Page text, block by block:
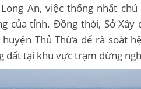
An, việc thống nhất
của tỉnh. Đồng thời, Sở
Thủ Thừa để rà soát
đất tại khu vực trạm dừng